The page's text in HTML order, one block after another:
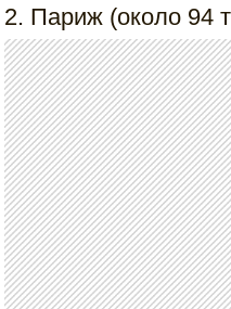
2. Париж (около 94